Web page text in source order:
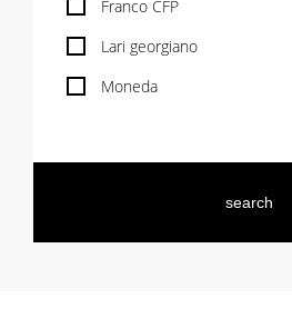
Franco CFP
Lari georgiano
Moneda